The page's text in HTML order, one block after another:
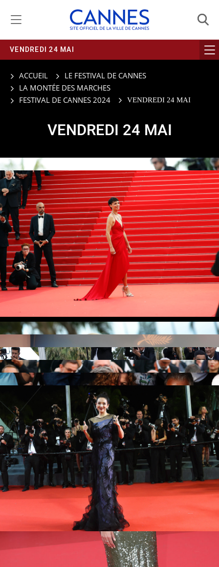
VENDREDI 24 MAI
ACCUEIL
LE FESTIVAL DE CANNES
LA MONTÉE DES MARCHES
FESTIVAL DE CANNES 2024
VENDREDI 24 MAI
VENDREDI 24 MAI